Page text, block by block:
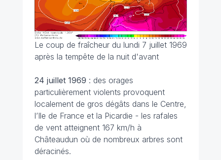
Le coup de fraîcheur du lundi 7 juillet 1969
après la tempête de la nuit d'avant
24 juillet 1969 : des orages
particulièrement violents provoquent
localement de gros dégâts dans le Centre,
l’Ile de France et la Picardie - les rafales
de vent atteignent 167 km/h à
Châteaudun où de nombreux arbres sont
déracinés.